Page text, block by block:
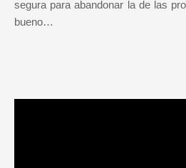
segura para abandonar la de las
bueno…